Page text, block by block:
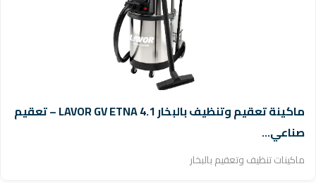
ماكينة تعقيم وتنظيف بالبخار LAVOR GV ETNA 4.1 – تعقيم
صناعي...
ماكينات تنظيف وتعقيم بالبخار